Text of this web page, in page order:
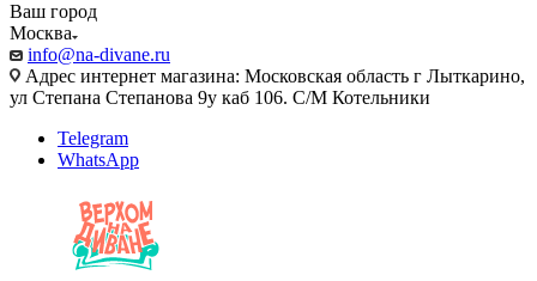
Ваш город
Москва
info@na-divane.ru
Адрес интернет магазина: Московская область г Лыткарино,
ул Степана Степанова 9у каб 106. С/М Котельники
Telegram
WhatsApp